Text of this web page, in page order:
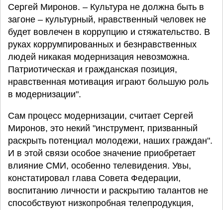
Сергей Миронов. – Культура не должна быть в
загоне – культурный, нравственный человек не
будет вовлечен в коррупцию и стяжательство. В
руках коррумпированных и безнравственных
людей никакая модернизация невозможна.
Патриотическая и гражданская позиция,
нравственная мотивация играют большую роль
в модернизации".
Сам процесс модернизации, считает Сергей
Миронов, это некий "инструмент, призванный
раскрыть потенциал молодежи, наших граждан".
И в этой связи особое значение приобретает
влияние СМИ, особенно телевидения. Увы,
констатировал глава Совета Федерации,
воспитанию личности и раскрытию талантов не
способствуют низкопробная телепродукция,